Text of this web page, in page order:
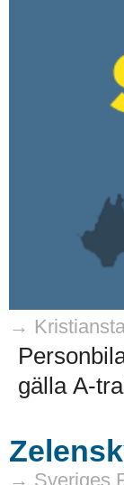
→
gälla A-
→ Sveriges